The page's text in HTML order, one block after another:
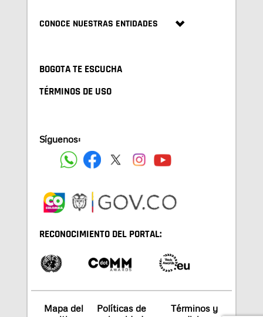
CONOCE NUESTRAS ENTIDADES
BOGOTA TE ESCUCHA
TÉRMINOS DE USO
Síguenos:
RECONOCIMIENTO DEL PORTAL:
Mapa del
Políticas de
Términos y